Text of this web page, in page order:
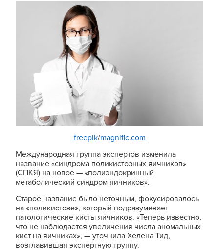
freepik/magnific.com
Международная группа экспертов изменила
название «синдрома поликистозных яичников»
(СПКЯ) на новое — «полиэндокринный
метаболический синдром яичников».
Старое название было неточным, фокусировалось
на «поликистозе», который подразумевает
патологические кисты яичников. «Теперь известно,
что не наблюдается увеличения числа аномальных
кист на яичниках», — уточнила Хелена Тид,
возглавившая экспертную группу.